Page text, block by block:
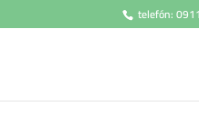
telefón: